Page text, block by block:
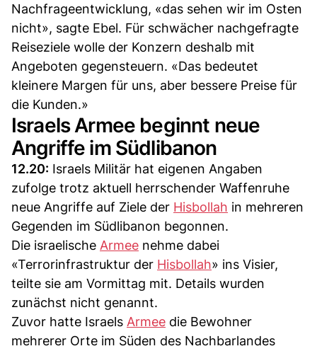
Nachfrageentwicklung, «das sehen wir im Osten
nicht», sagte Ebel. Für schwächer nachgefragte
Reiseziele wolle der Konzern deshalb mit
Angeboten gegensteuern. «Das bedeutet
kleinere Margen für uns, aber bessere Preise für
die Kunden.»
Israels Armee beginnt neue
Angriffe im Südlibanon
12.20: Israels Militär hat eigenen Angaben
zufolge trotz aktuell herrschender Waffenruhe
neue Angriffe auf Ziele der Hisbollah in mehreren
Gegenden im Südlibanon begonnen.
Die israelische Armee nehme dabei
«Terrorinfrastruktur der Hisbollah» ins Visier,
teilte sie am Vormittag mit. Details wurden
zunächst nicht genannt.
Zuvor hatte Israels Armee die Bewohner
mehrerer Orte im Süden des Nachbarlandes